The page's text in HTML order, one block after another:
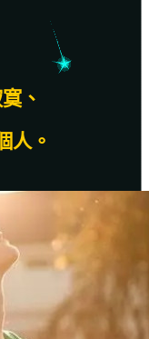
、
人。